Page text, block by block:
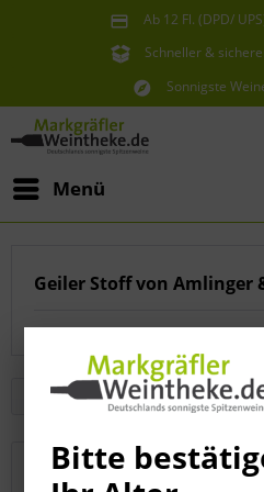
Ab 12 Fl. (DPD/
innerhalb
Schneller &
Sie erreichen uns
Sonnigste
Menü
Geiler Stoff von Amlinger
Cuvée Classic Das
Bitte